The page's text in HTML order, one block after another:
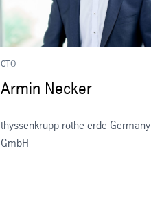
CTO
Armin Necker
thyssenkrupp rothe erde Germany
GmbH